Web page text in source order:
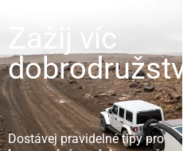
Zažij víc
dobrodružství
Dostávej pravidelné tipy pro